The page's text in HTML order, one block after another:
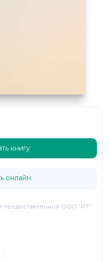
книгу
онлайн
предоставленной ООО "ИТ"